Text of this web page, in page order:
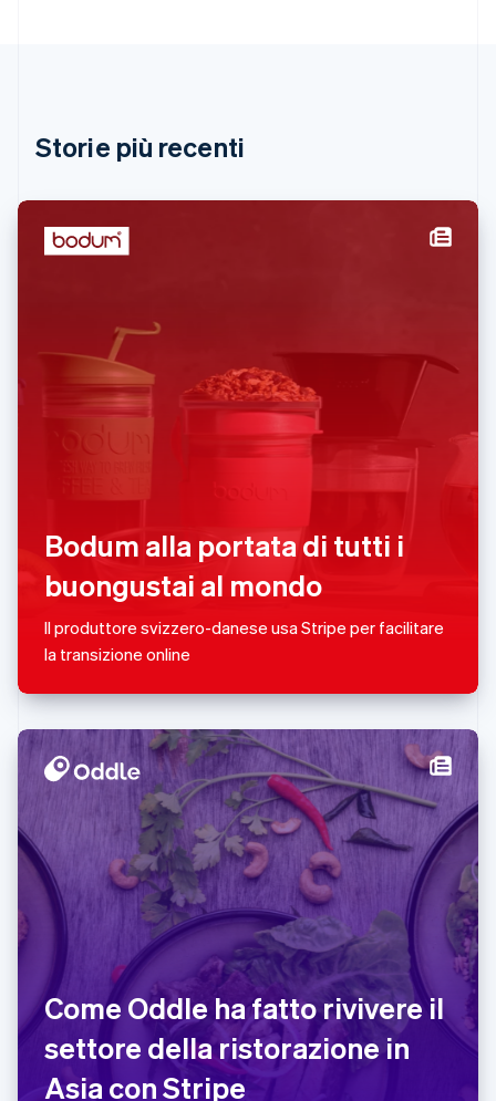
Storie più recenti
Bodum alla portata di tutti i
buongustai al mondo
Il produttore svizzero-danese usa Stripe per facilitare
la transizione online
Come Oddle ha fatto rivivere il
settore della ristorazione in
Asia con Stripe
India
Irlanda
Italia
Liechtenstein
Deutsch
Lituania
English
Lussemburgo
Français
English
Messico
EspañolEnglish
Norvegia
English
Nuova Zelanda
Paesi Bassi
Polonia
English
Portogallo
English
RAS di Hong Kong, Cina
简体中文
Regno Unito
English
Repubblica Ceca
Romania
English
Singapore
English 简体中文
Slovacchia
English